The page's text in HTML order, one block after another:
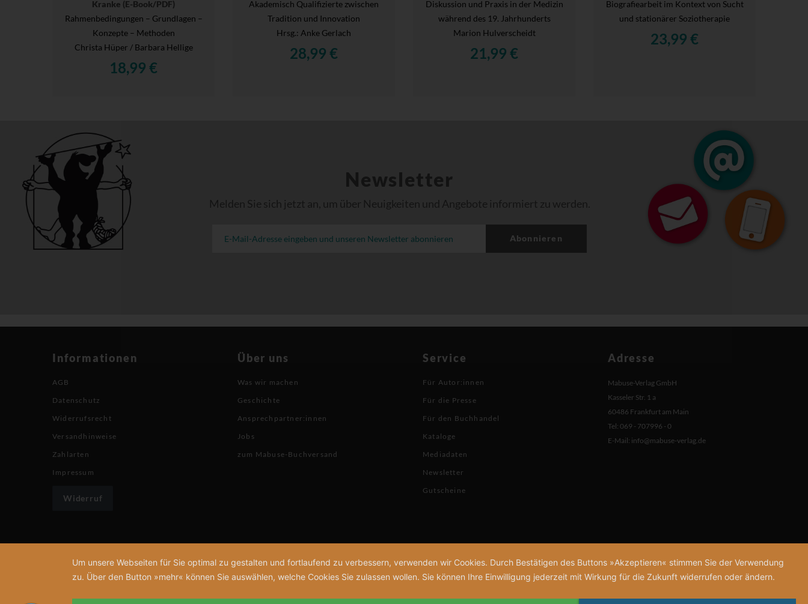
Kranke (E-Book/PDF)
Rahmenbedingungen – Grundlagen –
Konzepte – Methoden
Christa Hüper / Barbara Hellige
18,99 €
Akademisch Qualifizierte zwischen
Tradition und Innovation
Hrsg.: Anke Gerlach
28,99 €
Diskussion und Praxis in der Medizin
während des 19. Jahrhunderts
Marion Hulverscheidt
21,99 €
Biografiearbeit im Kontext von Sucht
und stationärer Soziotherapie
23,99 €
Newsletter
Melden Sie sich jetzt an, um über Neuigkeiten und Angebote informiert zu werden.
Abonnieren
Informationen
AGB
Datenschutz
Widerrufsrecht
Versandhinweise
Zahlarten
Impressum
Widerruf
Über uns
Was wir machen
Geschichte
Ansprechpartner:innen
Jobs
zum Mabuse-Buchversand
Service
Für Autor:innen
Für die Presse
Für den Buchhandel
Kataloge
Mediadaten
Newsletter
Gutscheine
Adresse
Mabuse-Verlag GmbH
Kasseler Str. 1 a
60486 Frankfurt am Main
Tel: 069 - 707996 - 0
E-Mail: info@mabuse-verlag.de
Um unsere Webseiten für Sie optimal zu gestalten und fortlaufend zu verbessern, verwenden wir Cookies. Durch Bestätigen des Buttons »Akzeptieren« stimmen Sie der Verwendung
zu. Über den Button »mehr« können Sie auswählen, welche Cookies Sie zulassen wollen. Sie können Ihre Einwilligung jederzeit mit Wirkung für die Zukunft widerrufen oder ändern.